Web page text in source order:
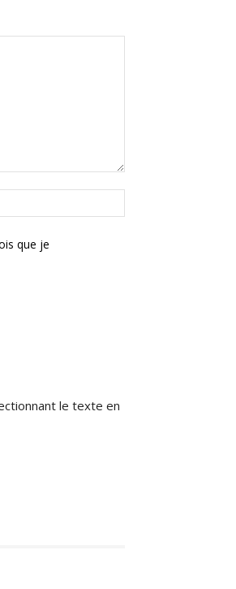
:
que je
le texte en